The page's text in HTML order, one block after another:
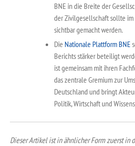
BNE in die Breite der
der Zivilgesellschaft sollte
sichtbar gemacht werden.
Die Nationale Plattform BNE
Berichts stärker beteiligt
ist gemeinsam mit ihren
das zentrale Gremium zur
Deutschland und bringt
Politik, Wirtschaft und
Dieser Artikel ist in ähnlicher Form zuerst in